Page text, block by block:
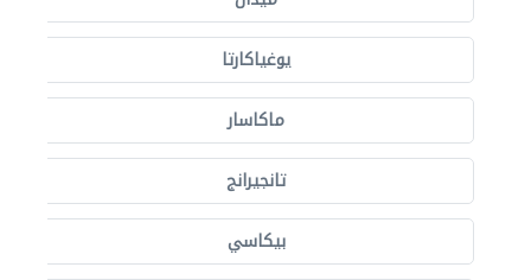
يوغياكارتا
ماكاسار
تانجيرانج
بيكاسي